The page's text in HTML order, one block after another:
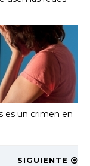
es un crimen en
SIGUIENTE